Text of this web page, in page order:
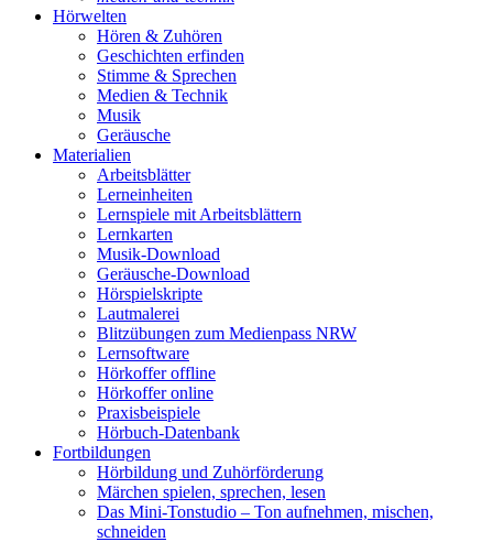
Hörwelten
Hören & Zuhören
Geschichten erfinden
Stimme & Sprechen
Medien & Technik
Musik
Geräusche
Materialien
Arbeitsblätter
Lerneinheiten
Lernspiele mit Arbeitsblättern
Lernkarten
Musik-Download
Geräusche-Download
Hörspielskripte
Lautmalerei
Blitzübungen zum Medienpass NRW
Lernsoftware
Hörkoffer offline
Hörkoffer online
Praxisbeispiele
Hörbuch-Datenbank
Fortbildungen
Hörbildung und Zuhörförderung
Märchen spielen, sprechen, lesen
Das Mini-Tonstudio – Ton aufnehmen, mischen,
schneiden